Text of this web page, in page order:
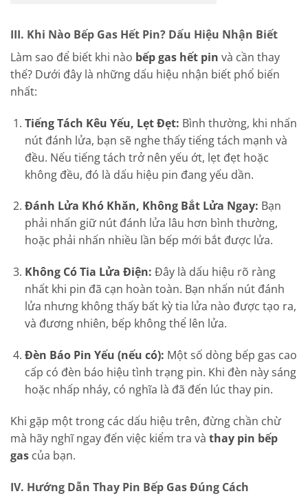
III. Khi Nào Bếp Gas Hết Pin? Dấu Hiệu Nhận Biết
Làm sao để biết khi nào bếp gas hết pin và cần thay
thế? Dưới đây là những dấu hiệu nhận biết phổ biến
nhất:
Tiếng Tách Kêu Yếu, Lẹt Đẹt: Bình thường, khi nhấn
nút đánh lửa, bạn sẽ nghe thấy tiếng tách mạnh và
đều. Nếu tiếng tách trở nên yếu ớt, lẹt đẹt hoặc
không đều, đó là dấu hiệu pin đang yếu dần.
Đánh Lửa Khó Khăn, Không Bắt Lửa Ngay: Bạn
phải nhấn giữ nút đánh lửa lâu hơn bình thường,
hoặc phải nhấn nhiều lần bếp mới bắt được lửa.
Không Có Tia Lửa Điện: Đây là dấu hiệu rõ ràng
nhất khi pin đã cạn hoàn toàn. Bạn nhấn nút đánh
lửa nhưng không thấy bất kỳ tia lửa nào được tạo ra,
và đương nhiên, bếp không thể lên lửa.
Đèn Báo Pin Yếu (nếu có): Một số dòng bếp gas cao
cấp có đèn báo hiệu tình trạng pin. Khi đèn này sáng
hoặc nhấp nháy, có nghĩa là đã đến lúc thay pin.
Khi gặp một trong các dấu hiệu trên, đừng chần chừ
mà hãy nghĩ ngay đến việc kiểm tra và thay pin bếp
gas của bạn.
IV. Hướng Dẫn Thay Pin Bếp Gas Đúng Cách